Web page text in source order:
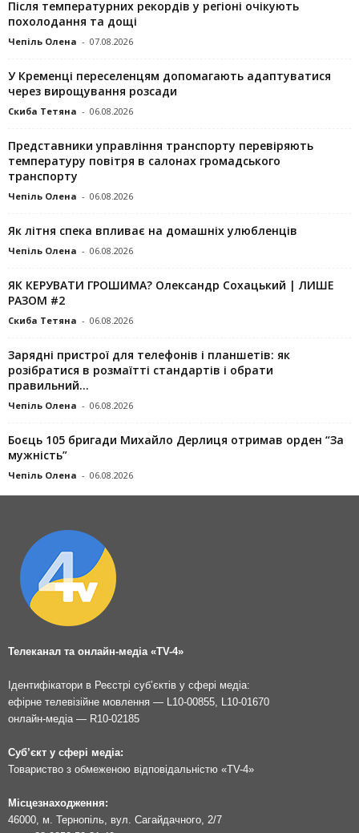
Після температурних рекордів у регіоні очікують
похолодання та дощі
Чепіль Олена - 07.08.2026
У Кременці переселенцям допомагають адаптуватися
через вирощування розсади
Скиба Тетяна - 06.08.2026
Представники управління транспорту перевіряють
температуру повітря в салонах громадського
транспорту
Чепіль Олена - 06.08.2026
Як літня спека впливає на домашніх улюбленців
Чепіль Олена - 06.08.2026
ЯК КЕРУВАТИ ГРОШИМА? Олександр Сохацький | ЛИШЕ
РАЗОМ #2
Скиба Тетяна - 06.08.2026
Зарядні пристрої для телефонів і планшетів: як
розібратися в розмаїтті стандартів і обрати
правильний...
Чепіль Олена - 06.08.2026
Боєць 105 бригади Михайло Дерлиця отримав орден “За
мужність”
Чепіль Олена - 06.08.2026
Телеканал та онлайн-медіа «TV-4»
Ідентифікатори в Реєстрі суб’єктів у сфері медіа:
ефірне телевізійне мовлення — L10-00855, L10-01670
онлайн-медіа — R10-02185
Суб’єкт у сфері медіа:
Товариство з обмеженою відповідальністю «TV-4»
Місцезнаходження:
46000, м. Тернопіль, вул. Сагайдачного, 2/7